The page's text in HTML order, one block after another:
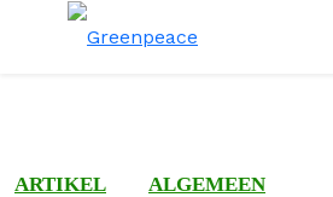
ARTIKEL ALGEMEEN